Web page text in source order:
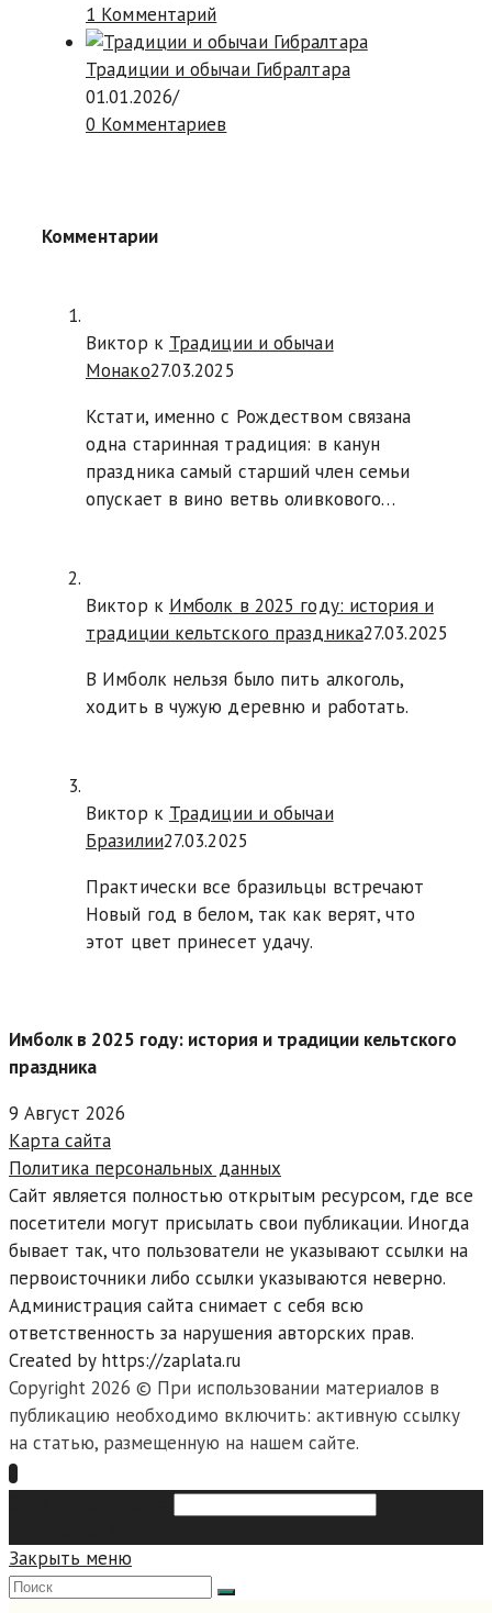
1 Комментарий
Традиции и обычаи Гибралтара
01.01.2026/
0 Комментариев
Комментарии
Виктор к Традиции и обычаи
Монако27.03.2025
Кстати, именно с Рождеством связана
одна старинная традиция: в канун
праздника самый старший член семьи
опускает в вино ветвь оливкового…
Виктор к Имболк в 2025 году: история и
традиции кельтского праздника27.03.2025
В Имболк нельзя было пить алкоголь,
ходить в чужую деревню и работать.
Виктор к Традиции и обычаи
Бразилии27.03.2025
Практически все бразильцы встречают
Новый год в белом, так как верят, что
этот цвет принесет удачу.
Имболк в 2025 году: история и традиции кельтского
праздника
9 Август 2026
Карта сайта
Политика персональных данных
Сайт является полностью открытым ресурсом, где все
посетители могут присылать свои публикации. Иногда
бывает так, что пользователи не указывают ссылки на
первоисточники либо ссылки указываются неверно.
Администрация сайта снимает с себя всю
ответственность за нарушения авторских прав.
Created by https://zaplata.ru
Copyright 2026 © При использовании материалов в
публикацию необходимо включить: активную ссылку
на статью, размещенную на нашем сайте.
Закрыть меню